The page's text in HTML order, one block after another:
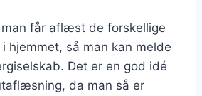
får aflæst de forskellige
hjemmet, så man kan melde
Det er en god idé
da man så er